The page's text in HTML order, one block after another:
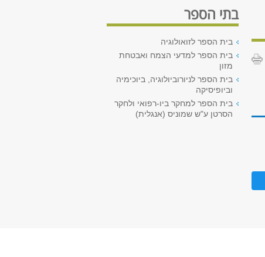
בתי הספר
בית הספר לזואולוגיה
בית הספר למדעי הצמח ואבטחת
מזון
בית הספר לניורוביולוגיה, ביוכימיה
וביופיסיקה
בית הספר למחקר ביו-רפואי ולחקר
הסרטן ע"ש שמוניס (אנגלית)